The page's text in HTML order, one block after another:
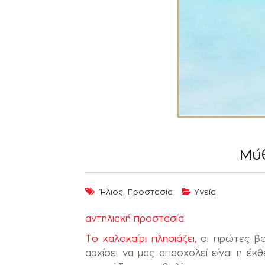
Ήλιος, Προστασία Υγεία
αντηλιακή προστασία
Το καλοκαίρι πλησιάζει, οι πρώτες
αρχίσει να μας απασχολεί είναι η